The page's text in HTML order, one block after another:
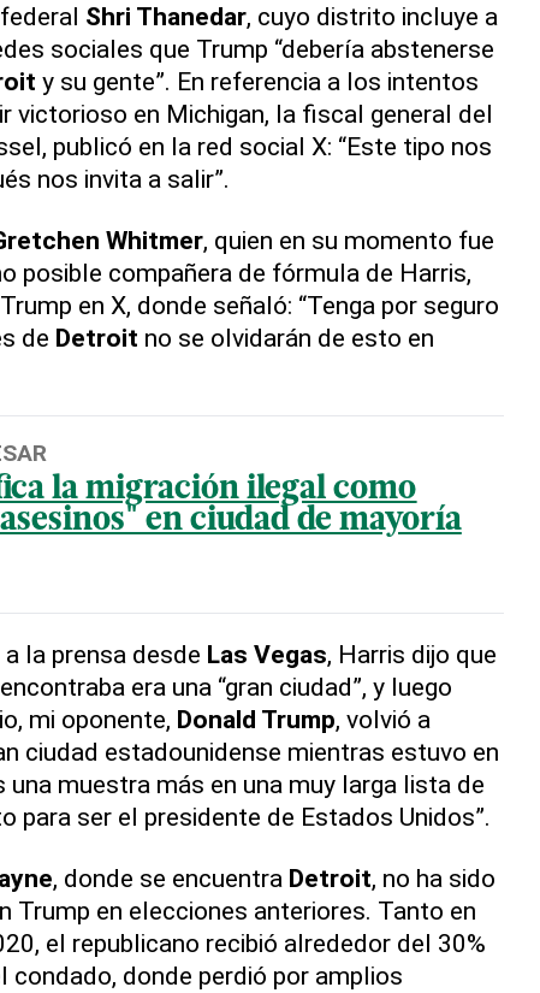
Shri Thanedar, cuyo distrito incluye a
sociales que Trump “debería abstenerse
y su gente”. En referencia a los intentos
victorioso en Michigan, la fiscal general del
publicó en la red social X: “Este tipo nos
nos invita a salir”.
Whitmer, quien en su momento fue
posible compañera de fórmula de Harris,
en X, donde señaló: “Tenga por seguro
de Detroit no se olvidarán de esto en
la migración ilegal como
en ciudad de mayoría
la prensa desde Las Vegas, Harris dijo que
era una “gran ciudad”, y luego
mi oponente, Donald Trump, volvió a
ciudad estadounidense mientras estuvo en
una muestra más en una muy larga lista de
para ser el presidente de Estados Unidos”.
, donde se encuentra Detroit, no ha sido
Trump en elecciones anteriores. Tanto en
el republicano recibió alrededor del 30%
condado, donde perdió por amplios